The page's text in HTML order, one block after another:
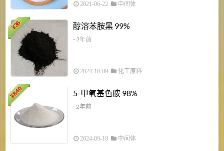
2021-06-22 中间体
¥
36 醇溶苯胺黑 99%
- 2年前
2024-10-09 化工原料
¥
840 5-甲氧基色胺 98%
- 2年前
2024-09-18 中间体